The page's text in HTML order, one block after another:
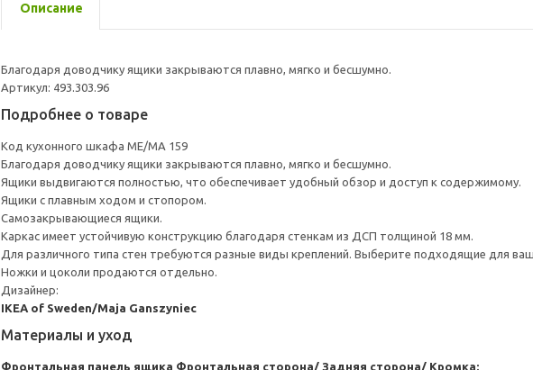
Описание
Благодаря доводчику ящики закрываются плавно, мягко и бесшумно.
Артикул: 493.303.96
Подробнее о товаре
Код кухонного шкафа ME/MA 159
Благодаря доводчику ящики закрываются плавно, мягко и бесшумно.
Ящики выдвигаются полностью, что обеспечивает удобный обзор и доступ к содержимому.
Ящики с плавным ходом и стопором.
Самозакрывающиеся ящики.
Каркас имеет устойчивую конструкцию благодаря стенкам из ДСП толщиной 18 мм.
Для различного типа стен требуются разные виды креплений. Выберите подходящие для
Ножки и цоколи продаются отдельно.
Дизайнер:
IKEA of Sweden/Maja Ganszyniec
Материалы и уход
Фронтальная панель ящика Фронтальная сторона/ Задняя сторона/ Кромка: